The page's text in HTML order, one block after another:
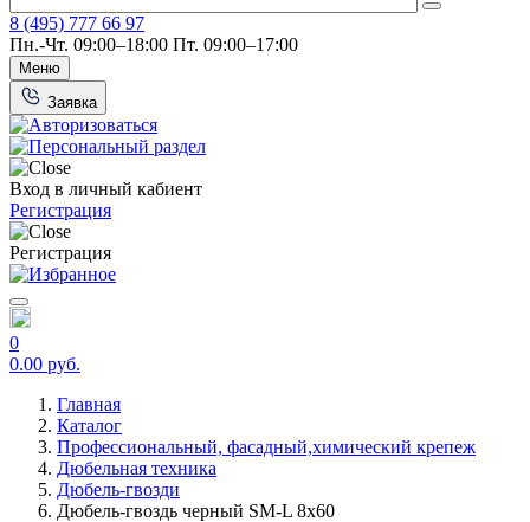
8 (495) 777 66 97
Пн.-Чт. 09:00–18:00 Пт. 09:00–17:00
Меню
Заявка
Вход в личный кабиент
Регистрация
Регистрация
0
0.00 руб.
Главная
Каталог
Профессиональный, фасадный,химический крепеж
Дюбельная техника
Дюбель-гвозди
Дюбель-гвоздь черный SM-L 8х60